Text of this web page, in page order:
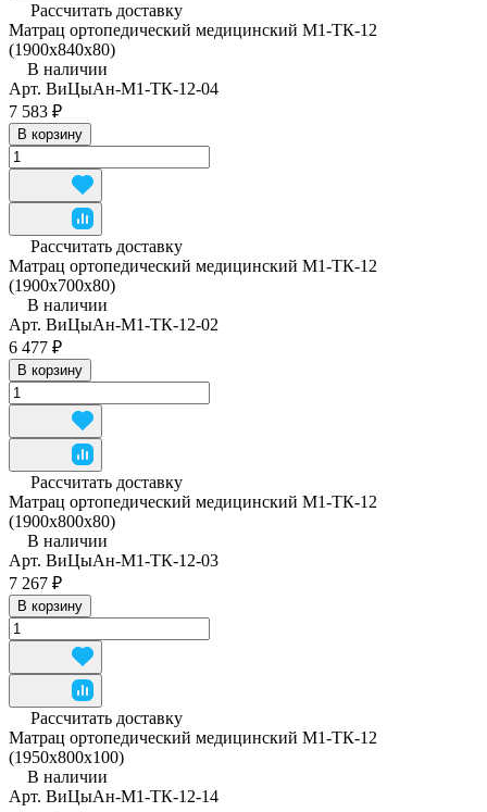
Рассчитать доставку
Матрац ортопедический медицинский М1-ТК-12
(1900x840x80)
В наличии
Арт. ВиЦыАн-М1-ТК-12-04
7 583 ₽
В корзину
Рассчитать доставку
Матрац ортопедический медицинский М1-ТК-12
(1900х700х80)
В наличии
Арт. ВиЦыАн-М1-ТК-12-02
6 477 ₽
В корзину
Рассчитать доставку
Матрац ортопедический медицинский М1-ТК-12
(1900х800х80)
В наличии
Арт. ВиЦыАн-М1-ТК-12-03
7 267 ₽
В корзину
Рассчитать доставку
Матрац ортопедический медицинский М1-ТК-12
(1950x800x100)
В наличии
Арт. ВиЦыАн-М1-ТК-12-14